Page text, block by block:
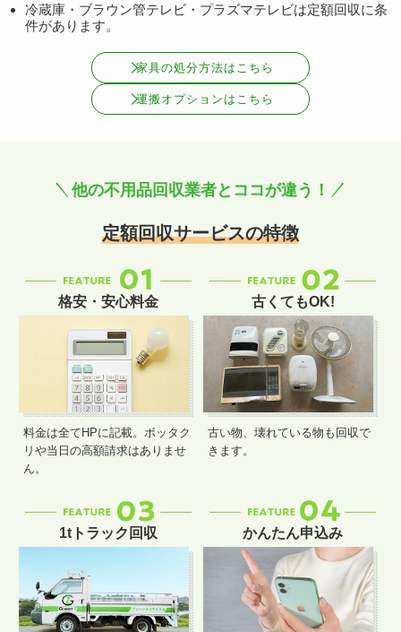
冷蔵庫・ブラウン管テレビ・プラズマテレビは定額回収に条
件があります。
家具の処分方法はこちら
運搬オプションはこちら
他の不用品回収業者とココが違う！
定額回収サービスの特徴
格安・安心料金
料金は全てHPに記載。ボッタク
リや当日の高額請求はありませ
ん。
古くてもOK!
古い物、壊れている物も回収で
きます。
1tトラック回収 かんたん申込み